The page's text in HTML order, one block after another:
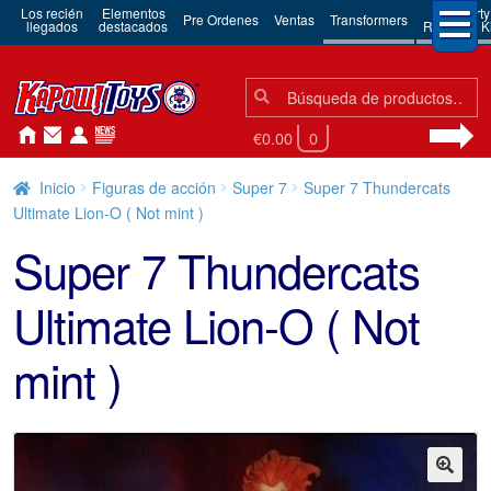
Los recién
llegados
Elementos
destacados Pre Ordenes Ventas Transformers 3rd Party
Robots &
Búsqueda:
Búsqueda
€0.00 0
Inicio Figuras de acción Super 7
Super 7 Thundercats
Ultimate Lion-O ( Not mint )
Super 7 Thundercats
Ultimate Lion-O ( Not
mint )